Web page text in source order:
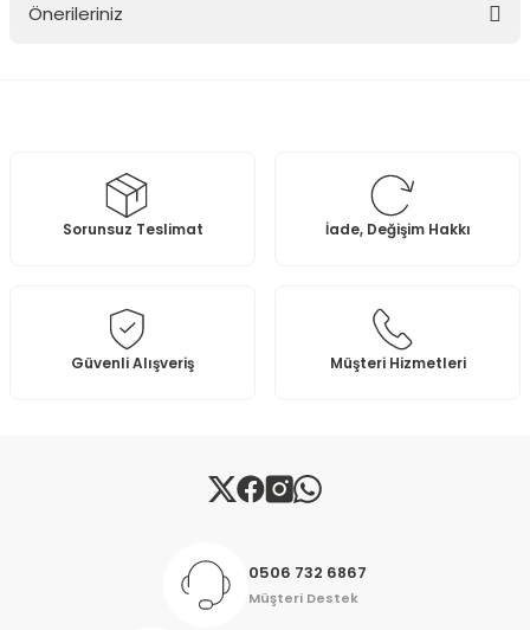
Önerileriniz
Ürün resmi kalitesiz, bozuk veya görüntülenemiyor.
Ürün açıklamasında eksik bilgiler bulunuyor.
Bu ürüne benzer farklı alternatifler olmalı.
Gönder
Sorunsuz Teslimat İade, Değişim Hakkı
Güvenli Alışveriş Müşteri Hizmetleri
0506 732 6867
Müşteri Destek